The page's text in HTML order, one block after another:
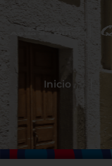
Ir
contenido
Inicio